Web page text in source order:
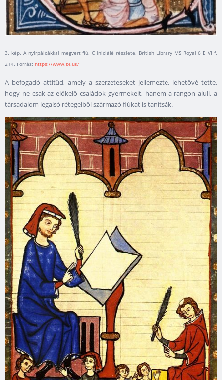
3. kép. A nyírpálcákkal megvert fiú. C iniciálé részlete. British Library MS Royal 6 E VI f.
214. Forrás: https://www.bl.uk/
A befogadó attitűd, amely a szerzeteseket jellemezte, lehetővé tette,
hogy ne csak az előkelő családok gyermekeit, hanem a rangon aluli, a
társadalom legalsó rétegeiből származó fiúkat is tanítsák.